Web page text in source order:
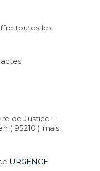
toutes les
de Justice –
( 95210 ) mais
URGENCE